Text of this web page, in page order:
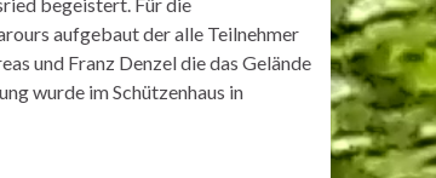
aufgebaut der alle Teilnehmer
und Franz Denzel die das Gelände
wurde im Schützenhaus in